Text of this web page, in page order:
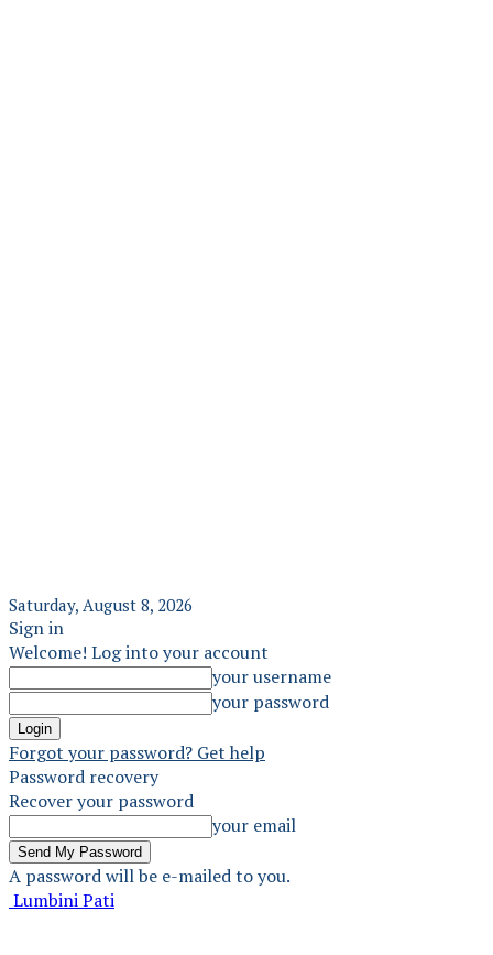
Saturday, August 8, 2026
Sign in
Welcome! Log into your account
your username
your password
Forgot your password? Get help
Password recovery
Recover your password
your email
A password will be e-mailed to you.
Lumbini Pati